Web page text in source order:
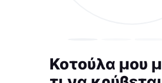
Κοτούλα μου